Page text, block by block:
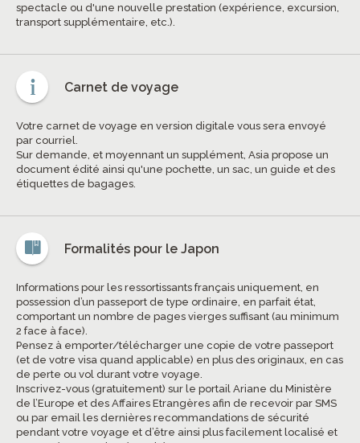
spectacle ou d'une nouvelle prestation (expérience, excursion,
transport supplémentaire, etc.).
Carnet de voyage
Votre carnet de voyage en version digitale vous sera envoyé
par courriel.
Sur demande, et moyennant un supplément, Asia propose un
document édité ainsi qu'une pochette, un sac, un guide et des
étiquettes de bagages.
Formalités pour le Japon
Informations pour les ressortissants français uniquement, en
possession d’un passeport de type ordinaire, en parfait état,
comportant un nombre de pages vierges suffisant (au minimum
2 face à face).
Pensez à emporter/télécharger une copie de votre passeport
(et de votre visa quand applicable) en plus des originaux, en cas
de perte ou vol durant votre voyage.
Inscrivez-vous (gratuitement) sur le portail Ariane du Ministère
de l’Europe et des Affaires Etrangères afin de recevoir par SMS
ou par email les dernières recommandations de sécurité
pendant votre voyage et d’être ainsi plus facilement localisé et